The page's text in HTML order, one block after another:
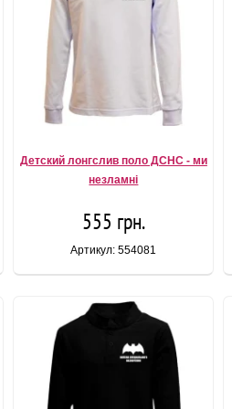
Детский лонгслив поло ДСНС - ми
незламні
555 грн.
Артикул: 554081